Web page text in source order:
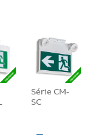
Série CM-
SC